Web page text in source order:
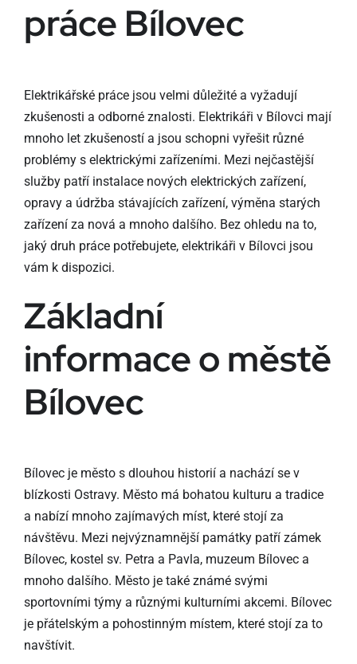
práce Bílovec
Elektrikářské práce jsou velmi důležité a vyžadují
zkušenosti a odborné znalosti. Elektrikáři v Bílovci mají
mnoho let zkušeností a jsou schopni vyřešit různé
problémy s elektrickými zařízeními. Mezi nejčastější
služby patří instalace nových elektrických zařízení,
opravy a údržba stávajících zařízení, výměna starých
zařízení za nová a mnoho dalšího. Bez ohledu na to,
jaký druh práce potřebujete, elektrikáři v Bílovci jsou
vám k dispozici.
Základní
informace o městě
Bílovec
Bílovec je město s dlouhou historií a nachází se v
blízkosti Ostravy. Město má bohatou kulturu a tradice
a nabízí mnoho zajímavých míst, které stojí za
návštěvu. Mezi nejvýznamnější památky patří zámek
Bílovec, kostel sv. Petra a Pavla, muzeum Bílovec a
mnoho dalšího. Město je také známé svými
sportovními týmy a různými kulturními akcemi. Bílovec
je přátelským a pohostinným místem, které stojí za to
navštívit.